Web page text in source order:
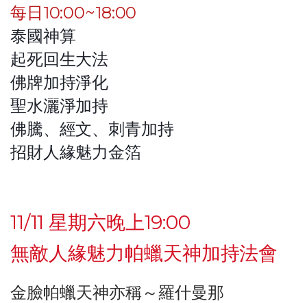
每日10:00~18:00
泰國神算
起死回生大法
佛牌加持淨化
聖水灑淨加持
佛騰、經文、刺青加持
招財人緣魅力金箔
11/11 星期六晚上19:00
無敵人緣魅力帕蠟天神加持法會
金臉帕蠟天神亦稱～羅什曼那